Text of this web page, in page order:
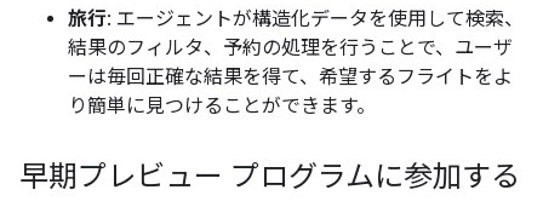
旅行: エージェントが構造化データを使用して検索、
結果のフィルタ、予約の処理を行うことで、ユーザ
ーは毎回正確な結果を得て、希望するフライトをよ
り簡単に見つけることができます。
早期プレビュー プログラムに参加する